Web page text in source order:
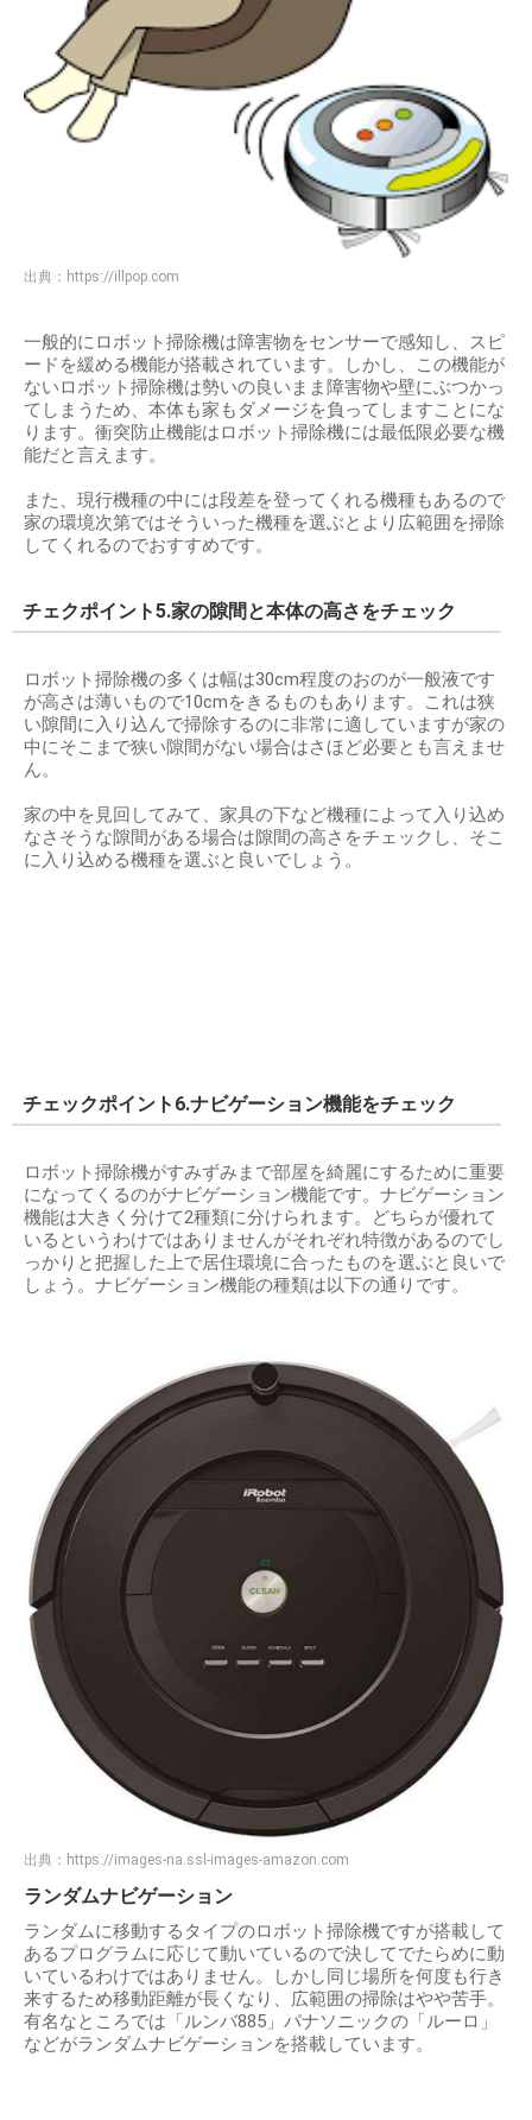
出典： https://illpop.com
一般的にロボット掃除機は障害物をセンサーで感知し、スピ
ードを緩める機能が搭載されています。しかし、この機能が
ないロボット掃除機は勢いの良いまま障害物や壁にぶつかっ
てしまうため、本体も家もダメージを負ってしますことにな
ります。衝突防止機能はロボット掃除機には最低限必要な機
能だと言えます。
また、現行機種の中には段差を登ってくれる機種もあるので
家の環境次第ではそういった機種を選ぶとより広範囲を掃除
してくれるのでおすすめです。
チェクポイント5.家の隙間と本体の高さをチェック
ロボット掃除機の多くは幅は30cm程度のおのが一般液です
が高さは薄いもので10cmをきるものもあります。これは狭
い隙間に入り込んで掃除するのに非常に適していますが家の
中にそこまで狭い隙間がない場合はさほど必要とも言えませ
ん。
家の中を見回してみて、家具の下など機種によって入り込め
なさそうな隙間がある場合は隙間の高さをチェックし、そこ
に入り込める機種を選ぶと良いでしょう。
チェックポイント6.ナビゲーション機能をチェック
ロボット掃除機がすみずみまで部屋を綺麗にするために重要
になってくるのがナビゲーション機能です。ナビゲーション
機能は大きく分けて2種類に分けられます。どちらが優れて
いるというわけではありませんがそれぞれ特徴があるのでし
っかりと把握した上で居住環境に合ったものを選ぶと良いで
しょう。ナビゲーション機能の種類は以下の通りです。
出典： https://images-na.ssl-images-amazon.com
ランダムナビゲーション
ランダムに移動するタイプのロボット掃除機ですが搭載して
あるプログラムに応じて動いているので決してでたらめに動
いているわけではありません。しかし同じ場所を何度も行き
来するため移動距離が長くなり、広範囲の掃除はやや苦手。
有名なところでは「ルンバ885」パナソニックの「ルーロ」
などがランダムナビゲーションを搭載しています。